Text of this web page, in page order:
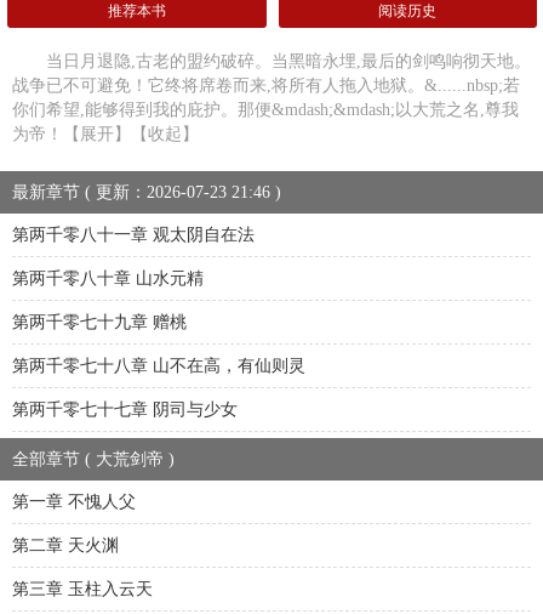
推荐本书 阅读历史
当日月退隐,古老的盟约破碎。当黑暗永埋,最后的剑鸣响彻天地。
战争已不可避免！它终将席卷而来,将所有人拖入地狱。&......nbsp;若
你们希望,能够得到我的庇护。那便&mdash;&mdash;以大荒之名,尊我
为帝！【展开】【收起】
最新章节 ( 更新：2026-07-23 21:46 )
第两千零八十一章 观太阴自在法
第两千零八十章 山水元精
第两千零七十九章 赠桃
第两千零七十八章 山不在高，有仙则灵
第两千零七十七章 阴司与少女
全部章节 ( 大荒剑帝 )
第一章 不愧人父
第二章 天火渊
第三章 玉柱入云天